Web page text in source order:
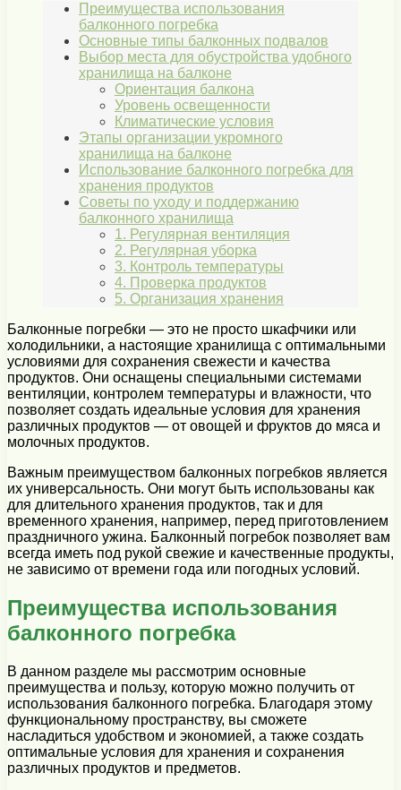
Преимущества использования
балконного погребка
Основные типы балконных подвалов
Выбор места для обустройства удобного
хранилища на балконе
Ориентация балкона
Уровень освещенности
Климатические условия
Этапы организации укромного
хранилища на балконе
Использование балконного погребка для
хранения продуктов
Советы по уходу и поддержанию
балконного хранилища
1. Регулярная вентиляция
2. Регулярная уборка
3. Контроль температуры
4. Проверка продуктов
5. Организация хранения
Балконные погребки — это не просто шкафчики или
холодильники, а настоящие хранилища с оптимальными
условиями для сохранения свежести и качества
продуктов. Они оснащены специальными системами
вентиляции, контролем температуры и влажности, что
позволяет создать идеальные условия для хранения
различных продуктов — от овощей и фруктов до мяса и
молочных продуктов.
Важным преимуществом балконных погребков является
их универсальность. Они могут быть использованы как
для длительного хранения продуктов, так и для
временного хранения, например, перед приготовлением
праздничного ужина. Балконный погребок позволяет вам
всегда иметь под рукой свежие и качественные продукты,
не зависимо от времени года или погодных условий.
Преимущества использования
балконного погребка
В данном разделе мы рассмотрим основные
преимущества и пользу, которую можно получить от
использования балконного погребка. Благодаря этому
функциональному пространству, вы сможете
насладиться удобством и экономией, а также создать
оптимальные условия для хранения и сохранения
различных продуктов и предметов.